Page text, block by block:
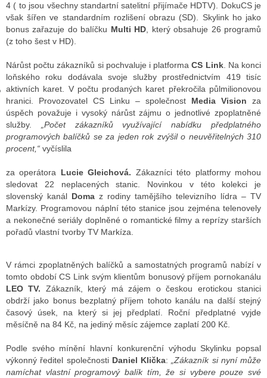
STARŠÍCH DISKUZÍ
4 ( to jsou všechny standartní satelitní přijímače HDTV). DokuCS je
však šířen ve standardním rozlišení obrazu (SD). Skylink ho jako
bonus zařazuje do balíčku Multi HD , který obsahuje 26 programů
(z toho šest v HD).
Nárůst počtu zákazníků si pochvaluje i platformaCS Link. Na konci
loňského roku dodávala svoje služby prostřednictvím 419 tisíc
aktivních karet. V počtu prodaných karet překročila půlmilionovou
hranici. Provozovatel CS Linku – společnost Media Vision za
úspěch považuje i vysoký nárůst zájmu o jednotlivé zpoplatněné
služby.
„Počet zákazníků využívající nabídku předplatného
programových balíčků se za jeden rok zvýšil o neuvěřitelných 310
procent,“ vyčíslila
za operátora Lucie Gleichová. Zákazníci této platformy mohou
sledovat 22 neplacených stanic. Novinkou v této kolekci je
slovenský kanál Doma z rodiny tamějšího televizního lídra – TV
Markízy. Programovou náplní této stanice jsou zejména telenovely
a nekonečné seriály doplněné o romantické filmy a reprízy starších
pořadů vlastní tvorby TV Markíza.
V rámci zpoplatněných balíčků a samostatných programů nabízí v
tomto období CS Link svým klientům bonusový příjem pornokanálu
LEO TV. Zákazník, který má zájem o českou erotickou stanici
obdrží jako bonus bezplatný příjem tohoto kanálu na další stejný
časový úsek, na který si jej předplatí. Roční předplatné vyjde
měsíčně na 84 Kč, na jediný měsíc zájemce zaplatí 200 Kč.
Podle svého mínění hlavní konkurenční výhodu Skylinku popsal
výkonný ředitel společnosti Daniel Klička:
„Zákazník si nyní může
namíchat vlastní programový balík tím, že si vybere pouze své